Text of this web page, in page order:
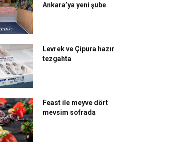
Ankara’ya yeni şube
Levrek ve Çipura hazır
tezgahta
Feast ile meyve dört
mevsim sofrada